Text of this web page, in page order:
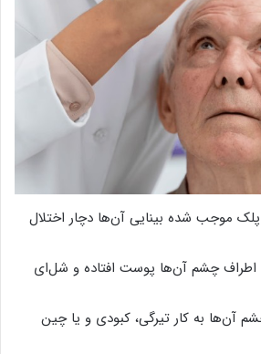
پلک موجب شده بینایی آن‌ها دچار اختلال
اطراف چشم آن‌ها پوست افتاده و شل‌ای
آن‌ها به کار تیرگی، کبودی و یا چین